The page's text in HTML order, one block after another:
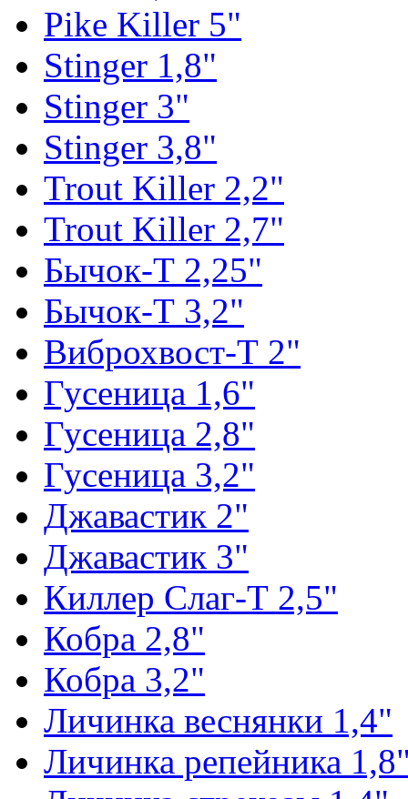
Pike Killer 5"
Stinger 1,8"
Stinger 3"
Stinger 3,8"
Trout Killer 2,2"
Trout Killer 2,7"
Бычок-Т 2,25"
Бычок-Т 3,2"
Виброхвост-Т 2"
Гусеница 1,6"
Гусеница 2,8"
Гусеница 3,2"
Джавастик 2"
Джавастик 3"
Киллер Слаг-Т 2,5"
Кобра 2,8"
Кобра 3,2"
Личинка веснянки 1,4"
Личинка репейника